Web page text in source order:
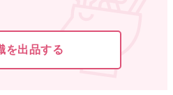
を出品する